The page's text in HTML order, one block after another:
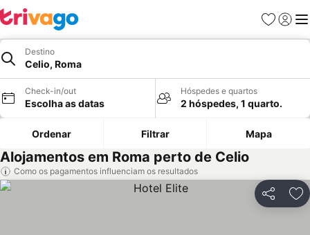
Favoritos
Iniciar
Destino
Celio, Roma
Check-in/out
Escolha as datas
Hóspedes e quartos
2 hóspedes, 1 quarto.
Ordenar Filtrar Mapa
Alojamentos em Roma perto de Celio
Como os pagamentos influenciam os resultados
Partilhar